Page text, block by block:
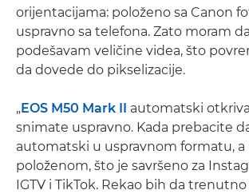
orijentacijama: položeno sa Canon
uspravno sa telefona. Zato moram
podešavam veličine videa, što
da dovede do pikselizacije.
„EOS M50 Mark II automatski
snimate uspravno. Kada prebacite
automatski u uspravnom formatu, a
položenom, što je savršeno za
IGTV i TikTok. Rekao bih da